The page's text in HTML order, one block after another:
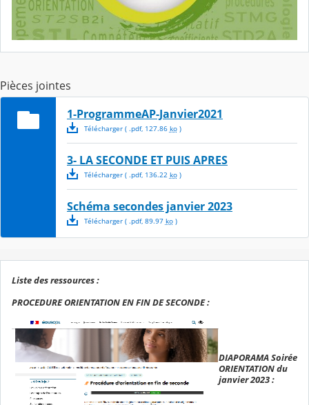
Pièces jointes
1-ProgrammeAP-Janvier2021
Télécharger( .pdf, 127.86 ko)
3- LA SECONDE ET PUIS APRES
Télécharger( .pdf, 136.22 ko)
Schéma secondes janvier 2023
Télécharger( .pdf, 89.97 ko)
Liste des ressources :
PROCEDURE ORIENTATION EN FIN DE SECONDE :
DIAPORAMA Soirée
ORIENTATION du
janvier 2023 :